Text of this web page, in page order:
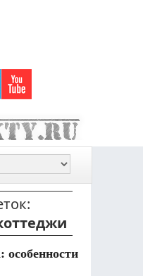
особенности